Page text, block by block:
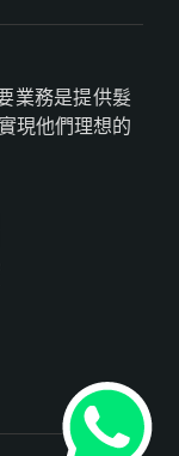
業務是提供髮
現他們理想的